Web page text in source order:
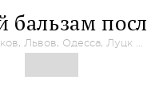
Львов, Одесса, Луцк ...